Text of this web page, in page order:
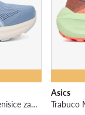
Gel-Contend 10 1012C013 · Tenisice za trčanje
Asics